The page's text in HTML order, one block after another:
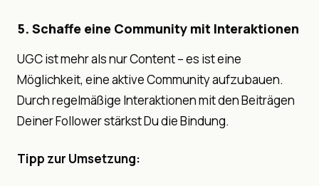
5. Schaffe eine Community mit Interaktionen
UGC ist mehr als nur Content – es ist eine
Möglichkeit, eine aktive Community aufzubauen.
Durch regelmäßige Interaktionen mit den Beiträgen
Deiner Follower stärkst Du die Bindung.
Tipp zur Umsetzung: